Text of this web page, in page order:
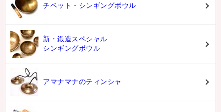
チベット・シンギングボウル
新・鍛造スペシャル
シンギングボウル
アマナマナのティンシャ